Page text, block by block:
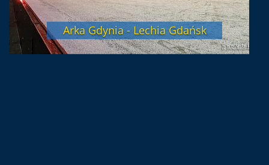
Arka Gdynia - Lechia Gdańsk